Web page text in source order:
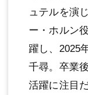
ュテルを演
ー・ホルン
躍し、2025
千尋。卒業
活躍に注⽬